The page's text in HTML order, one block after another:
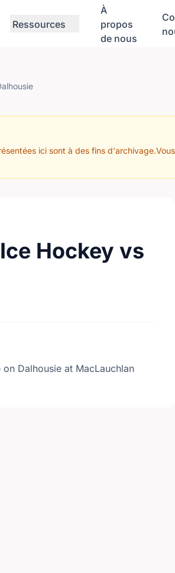
Ressources
À
propos
de nous
ici sont à des fins
Hockey vs
Dalhousie at MacLauchlan